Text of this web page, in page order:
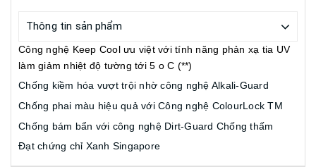
Thông tin sản phẩm
Công nghệ Keep Cool ưu việt với tính năng phản xạ tia UV
làm giảm nhiệt độ tường tới 5 o C (**)
Chống kiềm hóa vượt trội nhờ công nghệ Alkali-Guard
Chống phai màu hiệu quả với Công nghệ ColourLock TM
Chống bám bẩn với công nghệ Dirt-Guard Chống thấm
Đạt chứng chỉ Xanh Singapore